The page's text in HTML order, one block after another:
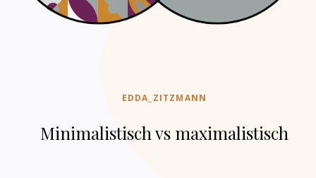
EDDA_ZITZMANN
Minimalistisch vs maximalistisch